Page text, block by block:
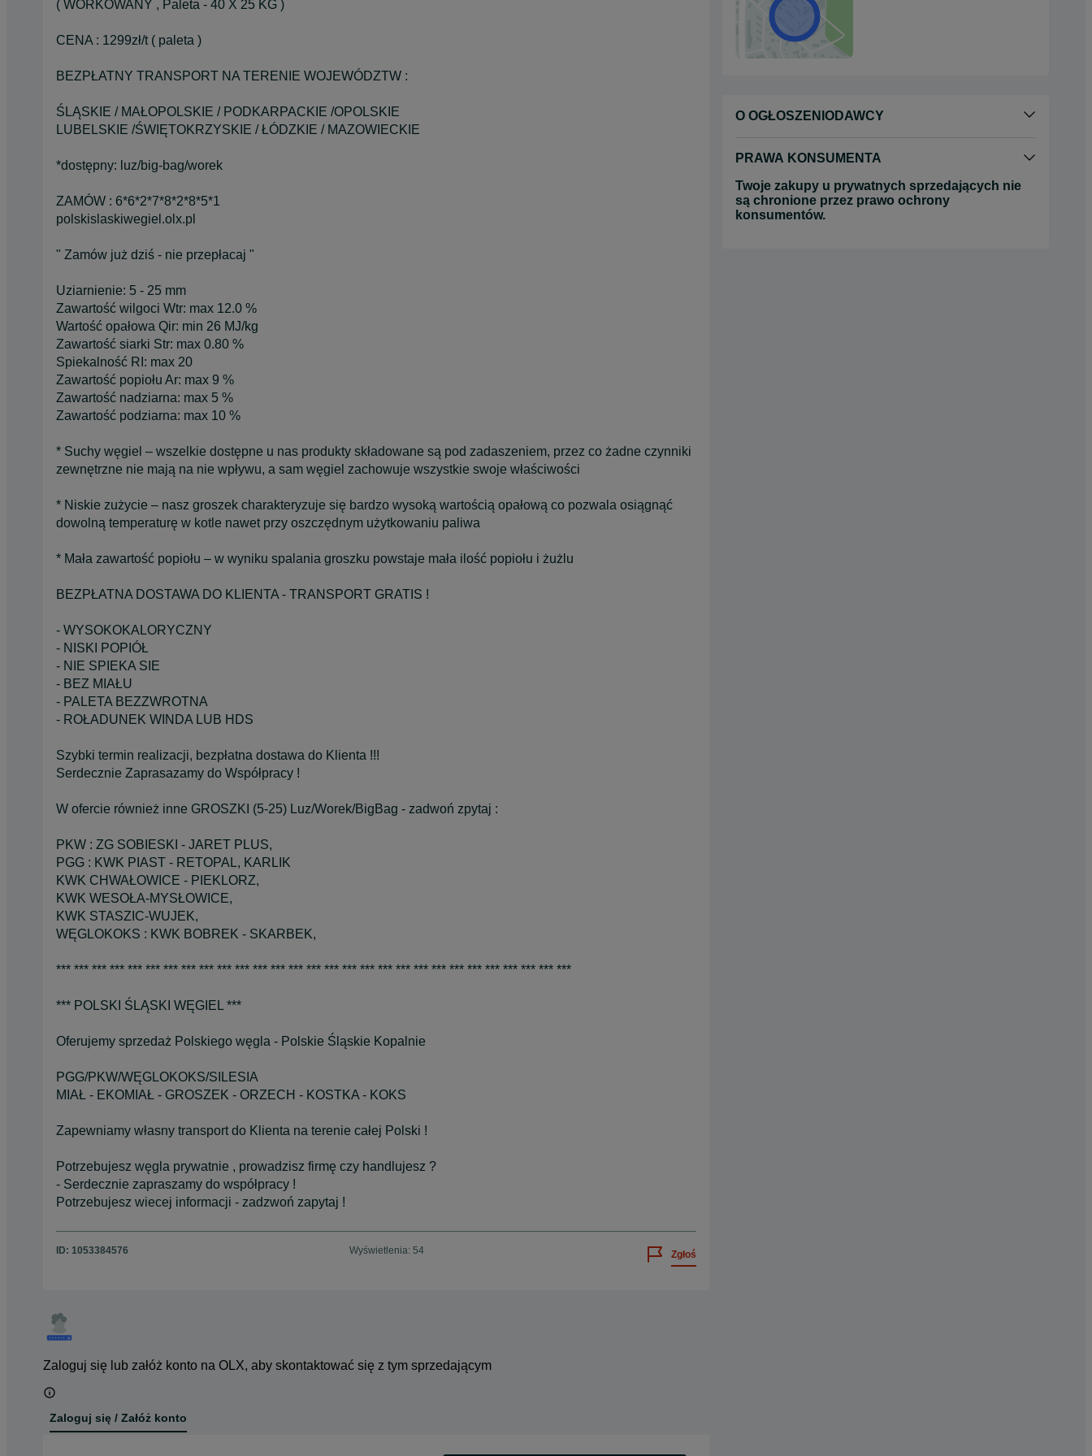
( WORKOWANY , Paleta - 40 X 25 KG )
CENA : 1299zł/t ( paleta )
BEZPŁATNY TRANSPORT NA TERENIE WOJEWÓDZTW :
ŚLĄSKIE / MAŁOPOLSKIE / PODKARPACKIE /OPOLSKIE
LUBELSKIE /ŚWIĘTOKRZYSKIE / ŁÓDZKIE / MAZOWIECKIE
*dostępny: luz/big-bag/worek
ZAMÓW : 6*6*2*7*8*2*8*5*1
polskislaskiwegiel.olx.pl
" Zamów już dziś - nie przepłacaj "
Uziarnienie: 5 - 25 mm
Zawartość wilgoci Wtr: max 12.0 %
Wartość opałowa Qir: min 26 MJ/kg
Zawartość siarki Str: max 0.80 %
Spiekalność RI: max 20
Zawartość popiołu Ar: max 9 %
Zawartość nadziarna: max 5 %
Zawartość podziarna: max 10 %
* Suchy węgiel – wszelkie dostępne u nas produkty składowane są pod zadaszeniem, przez co żadne czynniki
zewnętrzne nie mają na nie wpływu, a sam węgiel zachowuje wszystkie swoje właściwości
* Niskie zużycie – nasz groszek charakteryzuje się bardzo wysoką wartością opałową co pozwala osiągnąć
dowolną temperaturę w kotle nawet przy oszczędnym użytkowaniu paliwa
* Mała zawartość popiołu – w wyniku spalania groszku powstaje mała ilość popiołu i żużlu
BEZPŁATNA DOSTAWA DO KLIENTA - TRANSPORT GRATIS !
- WYSOKOKALORYCZNY
- NISKI POPIÓŁ
- NIE SPIEKA SIE
- BEZ MIAŁU
- PALETA BEZZWROTNA
- ROŁADUNEK WINDA LUB HDS
Szybki termin realizacji, bezpłatna dostawa do Klienta !!!
Serdecznie Zaprasazamy do Współpracy !
W ofercie również inne GROSZKI (5-25) Luz/Worek/BigBag - zadwoń zpytaj :
PKW : ZG SOBIESKI - JARET PLUS,
PGG : KWK PIAST - RETOPAL, KARLIK
KWK CHWAŁOWICE - PIEKLORZ,
KWK WESOŁA-MYSŁOWICE,
KWK STASZIC-WUJEK,
WĘGLOKOKS : KWK BOBREK - SKARBEK,
*** *** *** *** *** *** *** *** *** *** *** *** *** *** *** *** *** *** *** *** *** *** *** *** *** *** *** *** ***
*** POLSKI ŚLĄSKI WĘGIEL ***
Oferujemy sprzedaż Polskiego węgla - Polskie Śląskie Kopalnie
PGG/PKW/WĘGLOKOKS/SILESIA
MIAŁ - EKOMIAŁ - GROSZEK - ORZECH - KOSTKA - KOKS
Zapewniamy własny transport do Klienta na terenie całej Polski !
Potrzebujesz węgla prywatnie , prowadzisz firmę czy handlujesz ?
- Serdecznie zapraszamy do współpracy !
Potrzebujesz wiecej informacji - zadzwoń zapytaj !
ID: 1053384576 Wyświetlenia: 54 Zgłoś
Zaloguj się lub załóż konto na OLX, aby skontaktować się z tym sprzedającym
Zaloguj się / Załóż konto
O OGŁOSZENIODAWCY
PRAWA KONSUMENTA
Twoje zakupy u prywatnych sprzedających nie
są chronione przez prawo ochrony
konsumentów.